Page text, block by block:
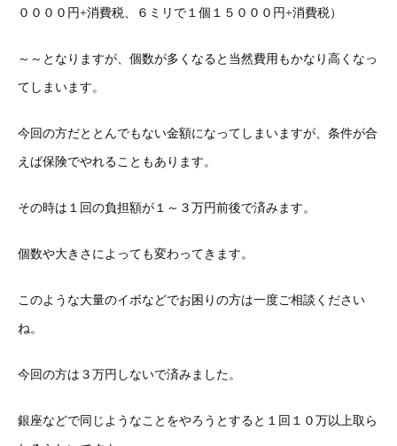
００００円+消費税、６ミリで１個１５０００円+消費税）
～～となりますが、個数が多くなると当然費用もかなり高くなっ
てしまいます。
今回の方だととんでもない金額になってしまいますが、条件が合
えば保険でやれることもあります。
その時は１回の負担額が１～３万円前後で済みます。
個数や大きさによっても変わってきます。
このような大量のイボなどでお困りの方は一度ご相談ください
ね。
今回の方は３万円しないで済みました。
銀座などで同じようなことをやろうとすると１回１０万以上取ら